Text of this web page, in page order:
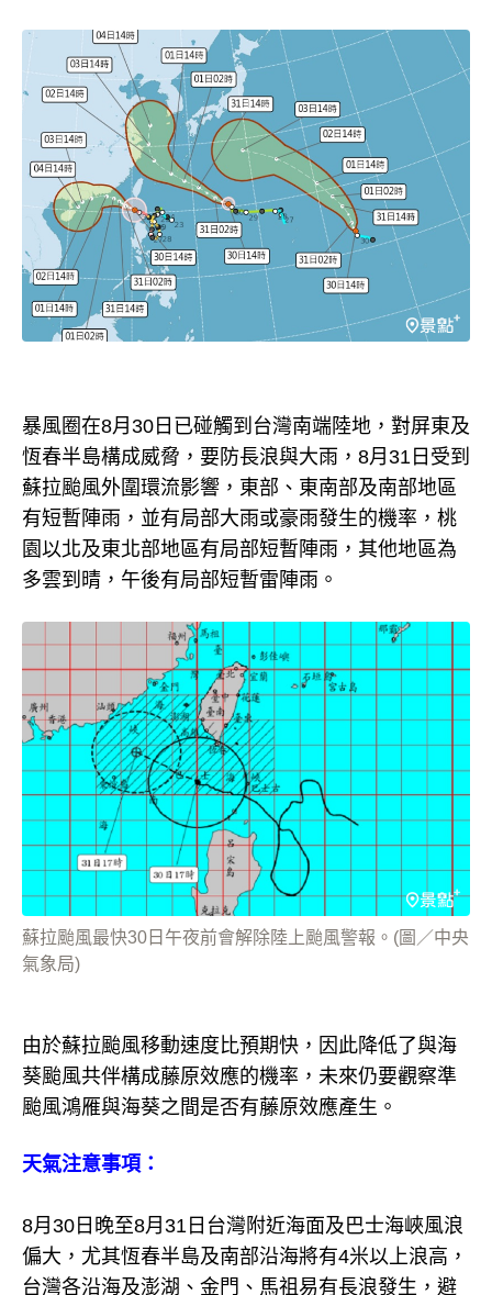
暴風圈在8月30日已碰觸到台灣南端陸地，對屏東及
恆春半島構成威脅，要防長浪與大雨，8月31日受到
蘇拉颱風外圍環流影響，東部、東南部及南部地區
有短暫陣雨，並有局部大雨或豪雨發生的機率，桃
園以北及東北部地區有局部短暫陣雨，其他地區為
多雲到晴，午後有局部短暫雷陣雨。
蘇拉颱風最快30日午夜前會解除陸上颱風警報。(圖／中央
氣象局)
由於蘇拉颱風移動速度比預期快，因此降低了與海
葵颱風共伴構成藤原效應的機率，未來仍要觀察準
颱風鴻雁與海葵之間是否有藤原效應產生。
天氣注意事項：
8月30日晚至8月31日台灣附近海面及巴士海峽風浪
偏大，尤其恆春半島及南部沿海將有4米以上浪高，
台灣各沿海及澎湖、金門、馬祖易有長浪發生，避